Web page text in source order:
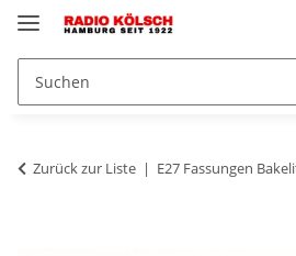
Zurück zur Liste E27 Fassungen